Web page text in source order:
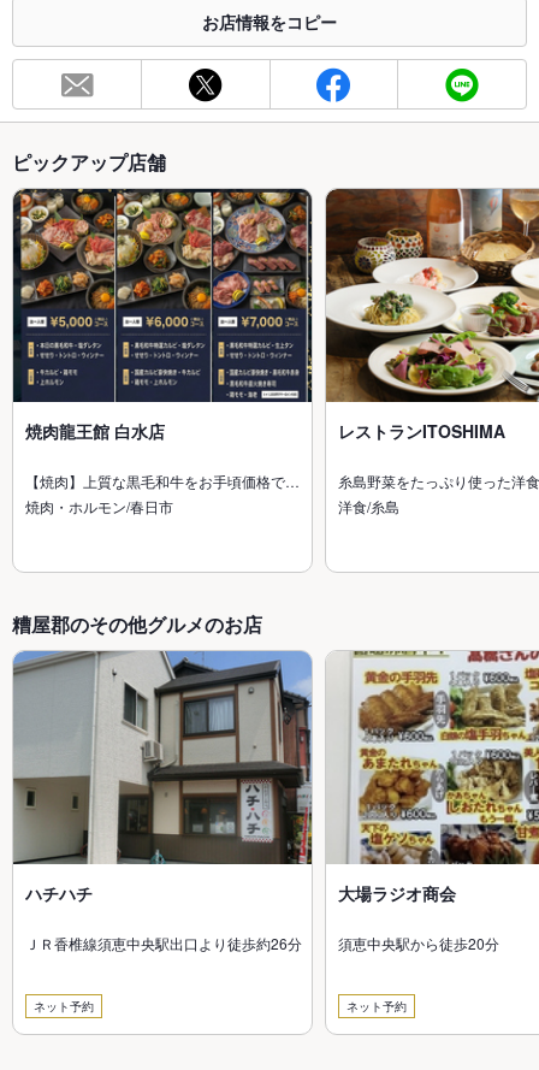
お店情報をコピー
ピックアップ店舗
焼肉龍王館 白水店
【焼肉】上質な黒毛和牛をお手頃価格で…
焼肉・ホルモン/春日市
レストランITOSHIMA
糸島野菜をたっぷり使った洋
洋食/糸島
糟屋郡のその他グルメのお店
ハチハチ
ＪＲ香椎線須恵中央駅出口より徒歩約26分
ネット予約
大場ラジオ商会
須恵中央駅から徒歩20分
ネット予約